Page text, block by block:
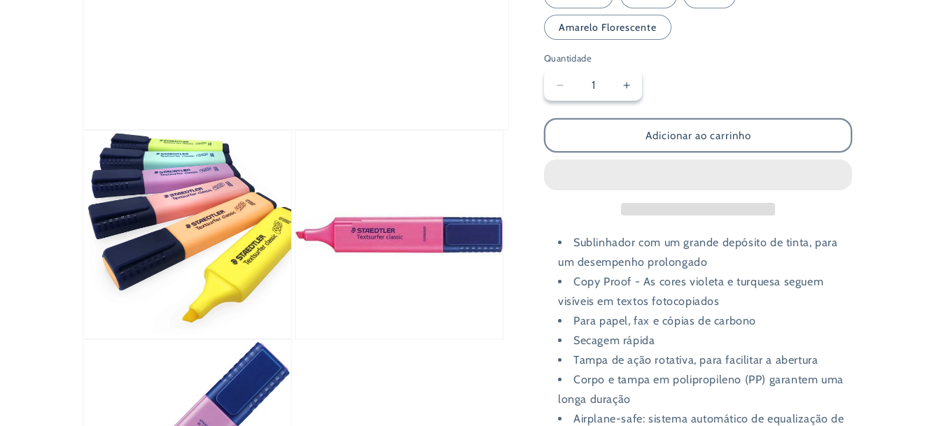
Amarelo Florescente
Quantidade
Diminuir
a
quantidade
Marcador
Aumentar
a
quantidade
Marcador
Adicionar ao carrinho
Sublinhador com um grande depósito de tinta, para
um desempenho prolongado
Copy Proof - As cores violeta e turquesa seguem
visíveis em textos fotocopiados
Para papel, fax e cópias de carbono
Secagem rápida
Tampa de ação rotativa, para facilitar a abertura
Corpo e tampa em polipropileno (PP) garantem uma
longa duração
Airplane-safe: sistema automático de equalização de